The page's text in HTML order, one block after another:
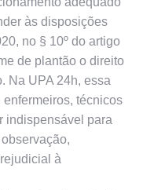
às disposições
no § 10º do artigo
de plantão o direito
Na UPA 24h, essa
técnicos
indispensável para
à